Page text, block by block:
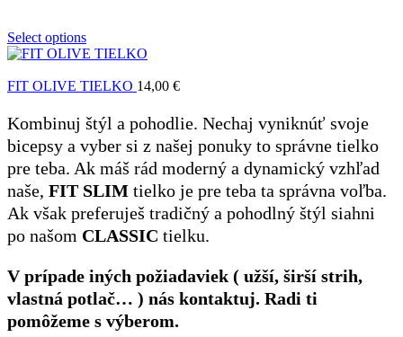
Select options
FIT OLIVE TIELKO 14,00 €
Kombinuj štýl a pohodlie. Nechaj vyniknúť svoje
bicepsy a vyber si z našej ponuky to správne tielko
pre teba. Ak máš rád moderný a dynamický vzhľad
naše, FIT SLIM tielko je pre teba ta správna voľba.
Ak však preferuješ tradičný a pohodlný štýl siahni
po našom CLASSIC tielku.
V prípade iných požiadaviek ( užší, širší strih,
vlastná potlač… ) nás kontaktuj. Radi ti
pomôžeme s výberom.